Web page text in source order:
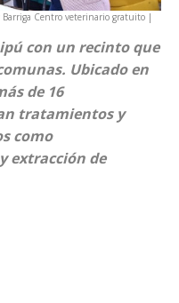
Barriga Centro veterinario gratuito |
con un recinto que
Ubicado en
de 16
tratamientos y
como
extracción de